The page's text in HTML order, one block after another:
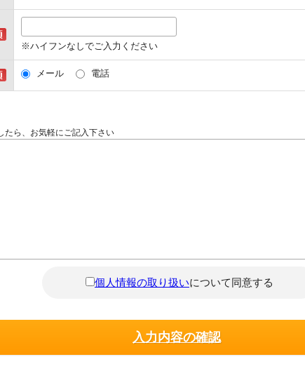
※ハイフンなしでご入力ください
メール 電話
たら、お気軽にご記入下さい
個人情報の取り扱いについて同意する